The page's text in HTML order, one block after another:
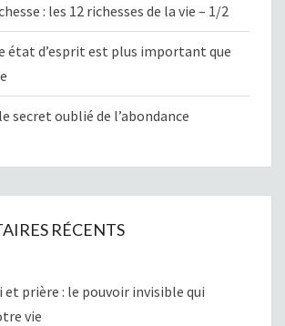
: les 12 richesses de la vie – 1/2
état d’esprit est plus important que
secret oublié de l’abondance
RÉCENTS
et prière : le pouvoir invisible qui
vie